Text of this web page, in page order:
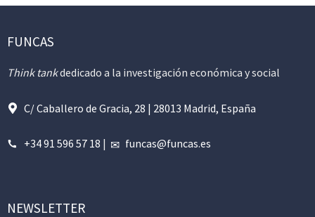
FUNCAS
Think tankdedicado a la investigación económica y social
C/ Caballero de Gracia, 28 | 28013 Madrid, España
+34 91 596 57 18 | funcas@funcas.es
NEWSLETTER